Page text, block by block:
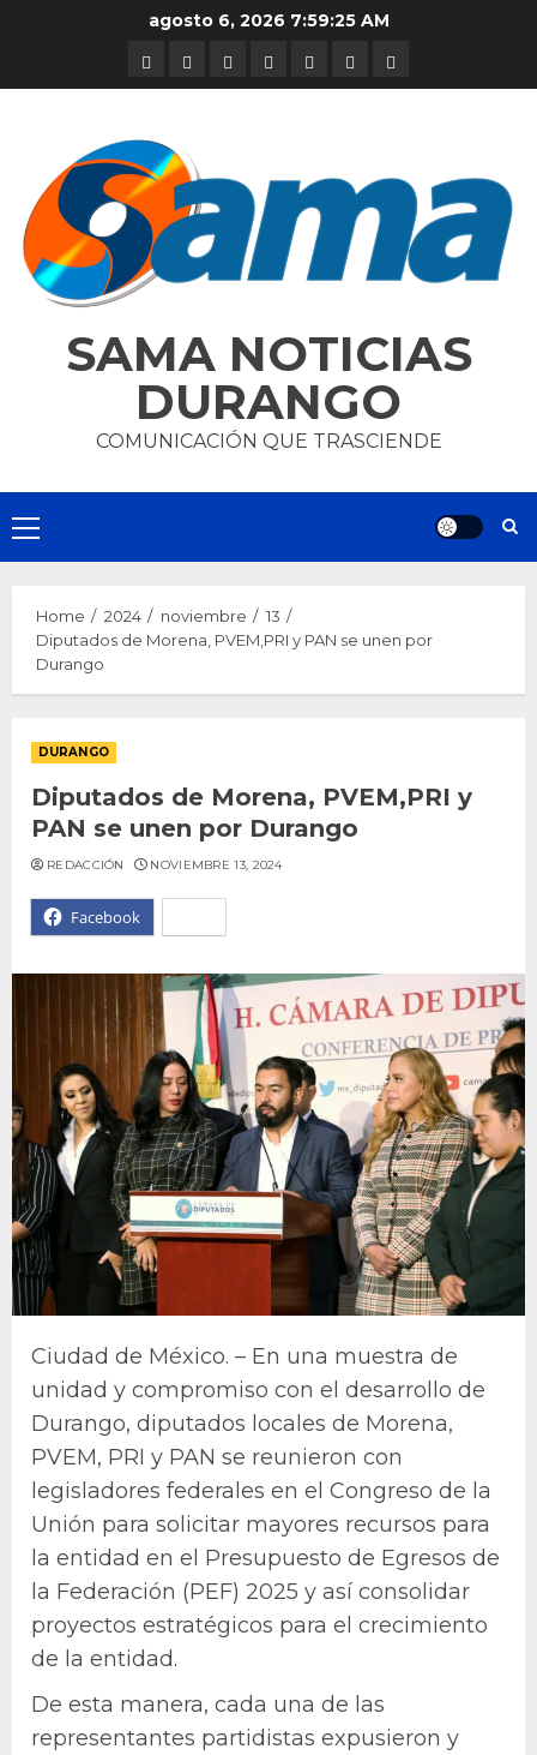
agosto 6, 2026 7:59:26 AM
DURANGO
NACIONAL
INTERNACIONAL
DEPORTES
ENTRETENIMIENTO
CIENCIA
Y
OPINION
SAMA NOTICIAS
DURANGO
COMUNICACIÓN QUE TRASCIENDE
Primary
Menu
Home 2024 noviembre
13
Diputados de Morena, PVEM,PRI y PAN se unen por
Durango
DURANGO
Diputados de Morena, PVEM,PRI y
PAN se unen por Durango
Facebook
REDACCIÓN NOVIEMBRE 13, 2024
Ciudad de México. – En una muestra de
unidad y compromiso con el desarrollo de
Durango, diputados locales de Morena,
PVEM, PRI y PAN se reunieron con
legisladores federales en el Congreso de la
Unión para solicitar mayores recursos para
la entidad en el Presupuesto de Egresos de
la Federación (PEF) 2025 y así consolidar
proyectos estratégicos para el crecimiento
de la entidad.
De esta manera, cada una de las
representantes partidistas expusieron y